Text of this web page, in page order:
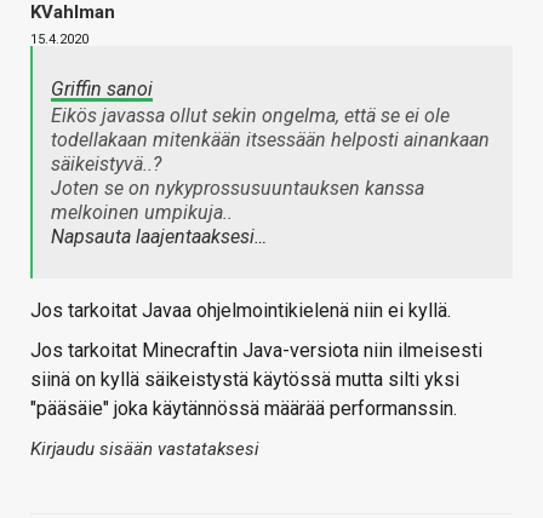
KVahlman
15.4.2020
Griffin sanoi
Eikös javassa ollut sekin ongelma, että se ei ole
todellakaan mitenkään itsessään helposti ainankaan
säikeistyvä..?
Joten se on nykyprossusuuntauksen kanssa
melkoinen umpikuja..
Napsauta laajentaaksesi…
Jos tarkoitat Javaa ohjelmointikielenä niin ei kyllä.
Jos tarkoitat Minecraftin Java-versiota niin ilmeisesti
siinä on kyllä säikeistystä käytössä mutta silti yksi
"pääsäie" joka käytännössä määrää performanssin.
Kirjaudu sisään vastataksesi